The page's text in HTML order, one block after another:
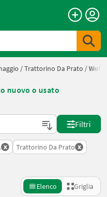
/Trattorino Da Prato /Wolf
nuovo o usato
Filtri
x Trattorino Da Prato x
Elenco Griglia